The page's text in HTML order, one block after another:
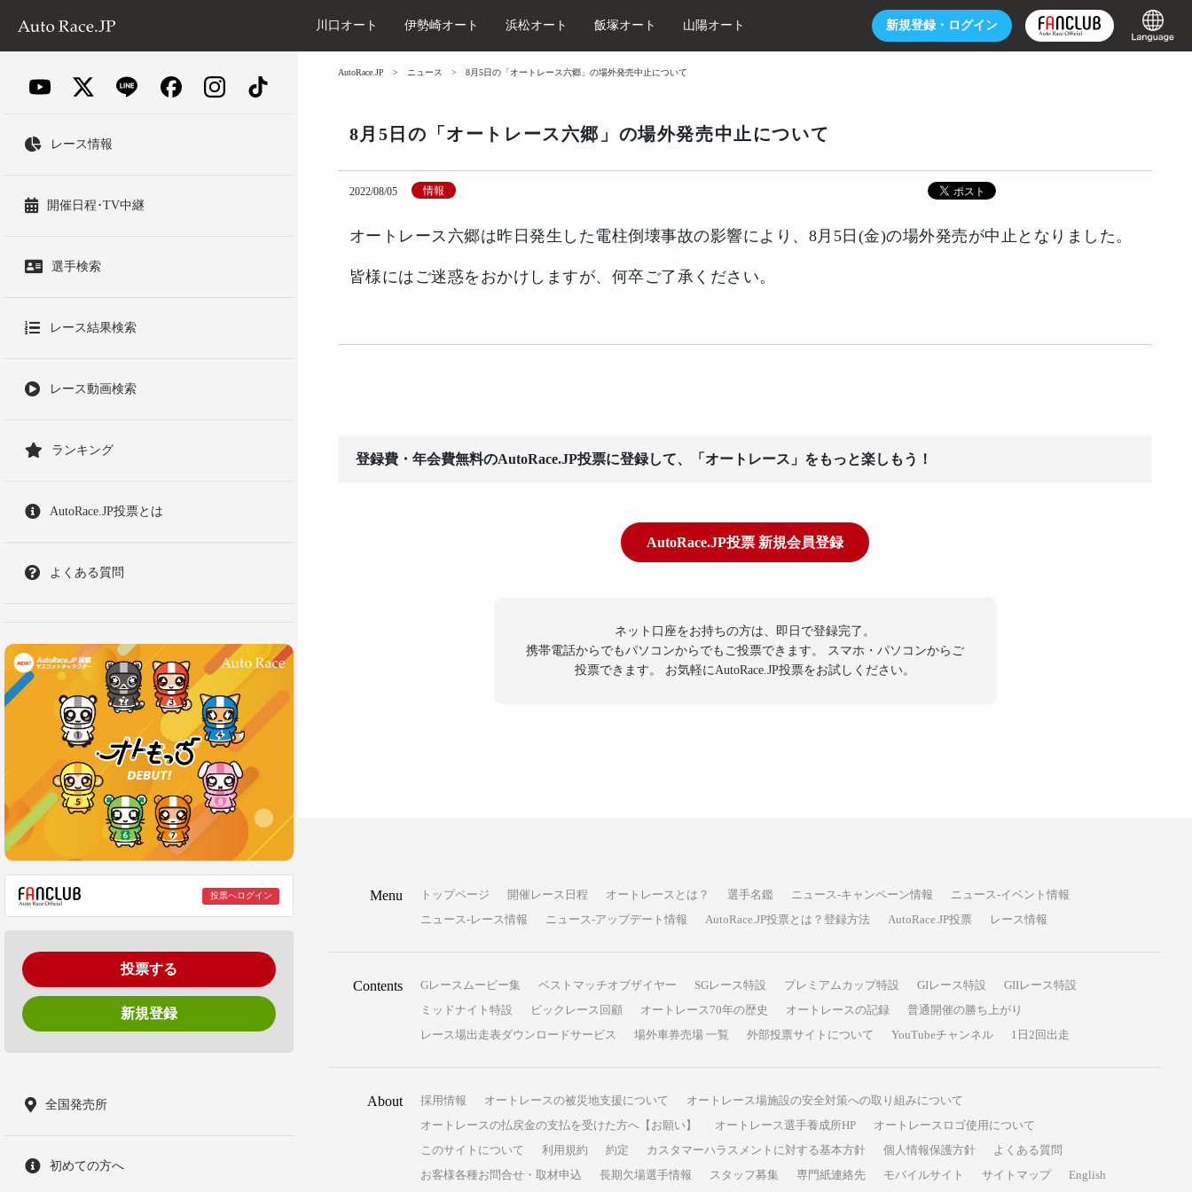
新規登録・ ログイン
川口オート 伊勢崎オート 浜松オート 飯塚オート 山陽オート
レース情報
開催日程･TV中継
選手検索
レース結果検索
レース動画検索
ランキング
AutoRace.JP投票とは
よくある質問
投票へログイン
投票する
新規登録
全国発売所
初めての方へ
AutoRace.JP ニュース 8月5日の「オートレース六郷」の場外発売中止について
8月5日の「オートレース六郷」の場外発売中止について
2022/08/05 情報
オートレース六郷は昨日発生した電柱倒壊事故の影響により、8月5日(金)の場外発売が中止となりました。
皆様にはご迷惑をおかけしますが、何卒ご了承ください。
登録費・年会費無料のAutoRace.JP投票に登録して、「オートレース」をもっと楽しもう！
AutoRace.JP投票 新規会員登録
ネット口座をお持ちの方は、即日で登録完了。
携帯電話からでもパソコンからでもご投票できます。
スマホ・パソコンからご
投票できます。
お気軽にAutoRace.JP投票をお試しください。
Menu トップページ 開催レース日程 オートレースとは？ 選手名鑑 ニュース-キャンペーン情報
ニュース-イベント情報
ニュース-レース情報
ニュース-アップデート情報 AutoRace.JP投票とは？登録方法 AutoRace.JP投票 レース情報
Contents Gレースムービー集 ベストマッチオブザイヤー SGレース特設 プレミアムカップ特設 GIレース特設
GIIレース特設
ミッドナイト特設
ビックレース回顧 オートレース70年の歴史 オートレースの記録
普通開催の勝ち上がり
レース場出走表ダウンロードサービス
場外車券売場 一覧 外部投票サイトについて YouTubeチャンネル 1日2回出走
About 採用情報 オートレースの被災地支援について
オートレース場施設の安全対策への取り組みについて
オートレースの払戻金の支払を受けた方へ【お願い】
オートレース選手養成所HP
オートレースロゴ使用について
このサイトについて
利用規約 約定 カスタマーハラスメントに対する基本方針 個人情報保護方針
よくある質問
お客様各種お問合せ・取材申込
長期欠場選手情報 スタッフ募集 専門紙連絡先 モバイルサイト サイトマップ English